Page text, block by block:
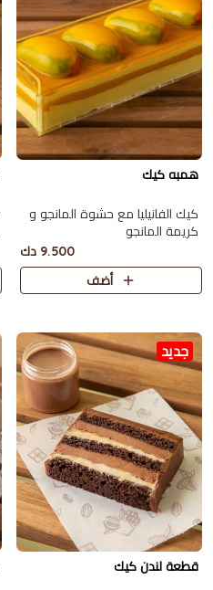
همبه كيك
كيك الفانيليا مع حشوة المانجو و
كريمة المانجو
9.500 دك
أضف
جديد
قطعة لندن كيك